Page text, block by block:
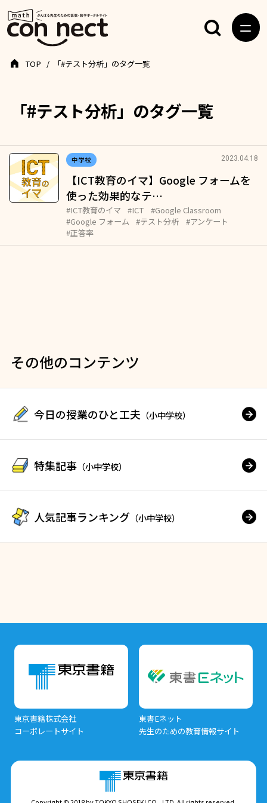
「#テスト分析」のタグ一覧
TOP 「#テスト分析」のタグ一覧
中学校 2023.04.18
【ICT教育のイマ】Google フォームを
使った効果的なテ…
#ICT教育のイマ #ICT
#Google Classroom
#Google フォーム
#テスト分析
#アンケート
#正答率
その他のコンテンツ
今日の授業のひと工夫 （小中学校）
特集記事 （小中学校）
人気記事ランキング （小中学校）
東京書籍株式会社
コーポレートサイト
東書Eネット
先生のための教育情報サイト